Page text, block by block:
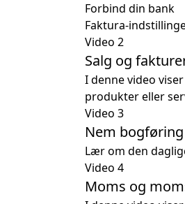
Forbind din bank
Faktura-
Video 2
Salg og
I denne video
produkter eller
Video 3
Nem bogføring
Lær om den
Video 4
Moms og